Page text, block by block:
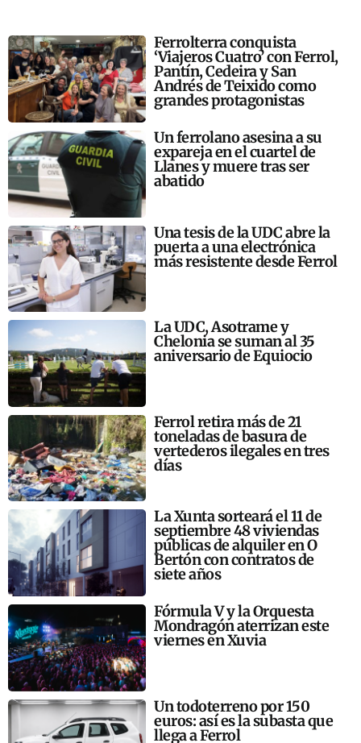
Ferrolterra conquista
‘Viajeros Cuatro’ con Ferrol,
Pantín, Cedeira y San
Andrés de Teixido como
grandes protagonistas
Un ferrolano asesina a su
expareja en el cuartel de
Llanes y muere tras ser
abatido
Una tesis de la UDC abre la
puerta a una electrónica
más resistente desde Ferrol
La UDC, Asotrame y
Chelonia se suman al 35
aniversario de Equiocio
Ferrol retira más de 21
toneladas de basura de
vertederos ilegales en tres
días
La Xunta sorteará el 11 de
septiembre 48 viviendas
públicas de alquiler en O
Bertón con contratos de
siete años
Fórmula V y la Orquesta
Mondragón aterrizan este
viernes en Xuvia
Un todoterreno por 150
euros: así es la subasta que
llega a Ferrol